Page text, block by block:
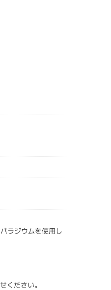
ラジウムを使用し
ください。